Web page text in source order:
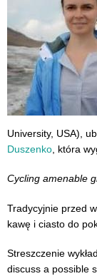
University, USA),
Duszenko , która
Cycling amenable
Tradycyjnie przed
kawę i ciasto do
Streszczenie
discuss a possible